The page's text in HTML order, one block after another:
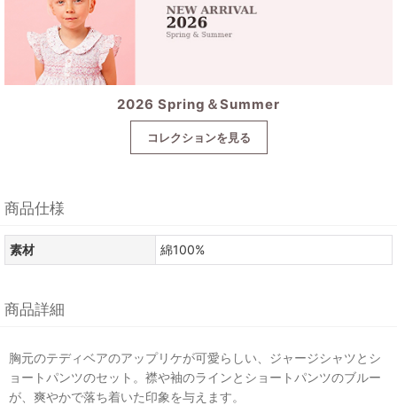
2026 Spring＆Summer
コレクションを見る
商品仕様
素材 綿100%
商品詳細
胸元のテディベアのアップリケが可愛らしい、ジャージシャツとシ
ョートパンツのセット。襟や袖のラインとショートパンツのブルー
が、爽やかで落ち着いた印象を与えます。